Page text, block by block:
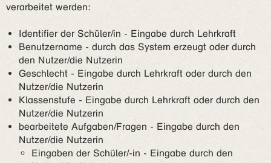
verarbeitet werden:
Identifier der Schüler/in - Eingabe durch Lehrkraft
Benutzername - durch das System erzeugt oder durch
den Nutzer/die Nutzerin
Geschlecht - Eingabe durch Lehrkraft oder durch den
Nutzer/die Nutzerin
Klassenstufe - Eingabe durch Lehrkraft oder durch den
Nutzer/die Nutzerin
bearbeitete Aufgaben/Fragen - Eingabe durch den
Nutzer/die Nutzerin
Eingaben der Schüler/-in - Eingabe durch den